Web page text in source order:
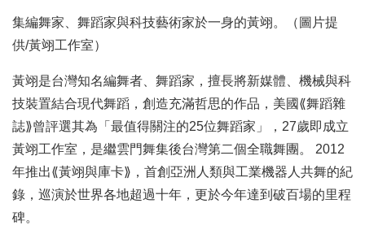
集編舞家、舞蹈家與科技藝術家於一身的黃翊。（圖片提
供/黃翊工作室）
黃翊是台灣知名編舞者、舞蹈家，擅長將新媒體、機械與科
技裝置結合現代舞蹈，創造充滿哲思的作品，美國⟪舞蹈雜
誌⟫曾評選其為「最值得關注的25位舞蹈家」，27歲即成立
黃翊工作室，是繼雲門舞集後台灣第二個全職舞團。 2012
年推出⟪黃翊與庫卡⟫，首創亞洲人類與工業機器人共舞的紀
錄，巡演於世界各地超過十年，更於今年達到破百場的里程
碑。